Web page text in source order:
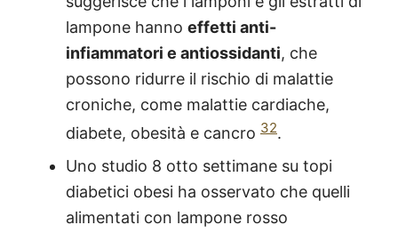
lampone hanno effetti anti-
infiammatori e antiossidanti, che
possono ridurre il rischio di malattie
croniche, come malattie cardiache,
diabete, obesità e cancro 32.
Uno studio 8 otto settimane su topi
diabetici obesi ha osservato che quelli
alimentati con lampone rosso